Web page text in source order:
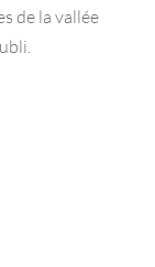
de la vallée